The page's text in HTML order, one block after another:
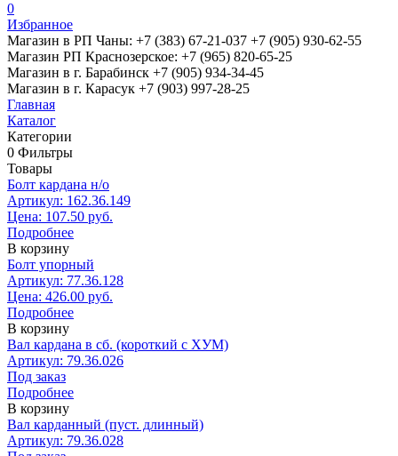
0
Избранное
Магазин в РП Чаны: +7 (383) 67-21-037 +7 (905) 930-62-55
Магазин РП Краснозерское: +7 (965) 820-65-25
Магазин в г. Барабинск +7 (905) 934-34-45
Магазин в г. Карасук +7 (903) 997-28-25
Главная
Каталог
Категории
0 Фильтры
Товары
Болт кардана н/о
Артикул: 162.36.149
Цена: 107.50 руб.
Подробнее
В корзину
Болт упорный
Артикул: 77.36.128
Цена: 426.00 руб.
Подробнее
В корзину
Вал кардана в сб. (короткий с ХУМ)
Артикул: 79.36.026
Под заказ
Подробнее
В корзину
Вал карданный (пуст. длинный)
Артикул: 79.36.028